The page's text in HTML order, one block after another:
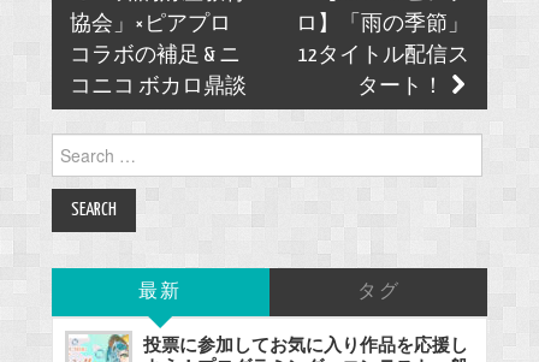
navigation
協会」×ピアプロ
コラボの補足 & ニ
コニコ ボカロ鼎談
ロ】「雨の季節」
12タイトル配信ス
タート！
for:
最新 タグ
投票に参加してお気に入り作品を応援し